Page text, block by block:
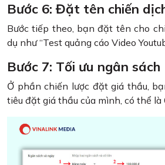
Bước 6: Đặt tên chiến
Bước tiếp theo, bạn đặt tên cho
dụ như “Test quảng cáo Video
Bước 7: Tối ưu ngân sách
Ở phần chiến lược đặt giá thầu,
tiêu đặt giá thầu của mình, có thể là